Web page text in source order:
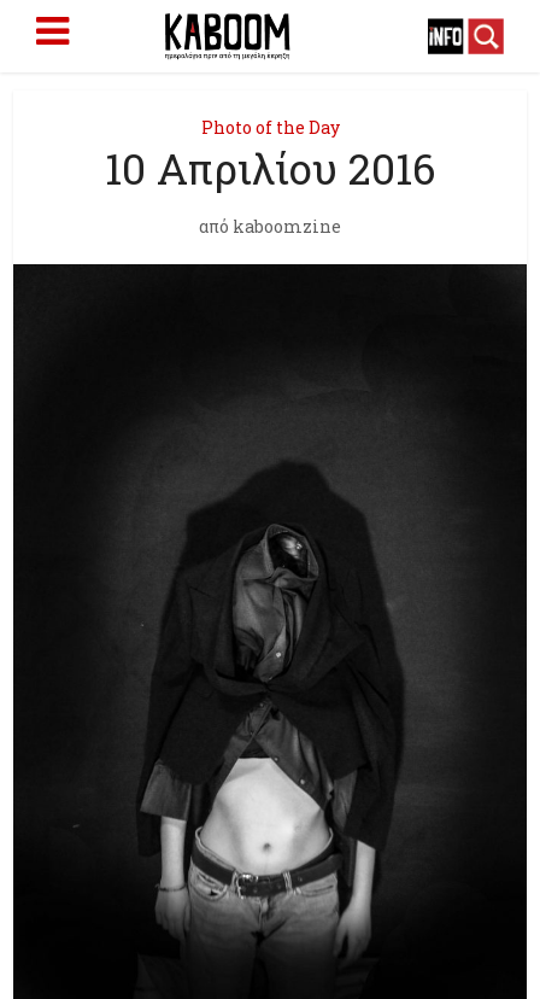
Photo of the Day
10 Απριλίου 2016
από kaboomzine